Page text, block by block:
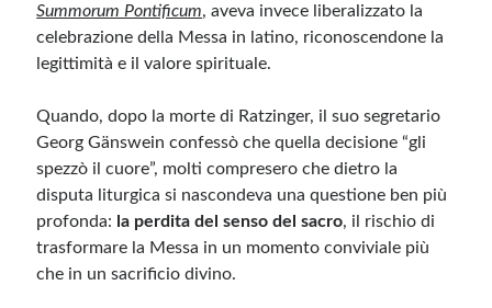
Summorum Pontificum, aveva invece liberalizzato la
celebrazione della Messa in latino, riconoscendone la
legittimità e il valore spirituale.
Quando, dopo la morte di Ratzinger, il suo segretario
Georg Gänswein confessò che quella decisione “gli
spezzò il cuore”, molti compresero che dietro la
disputa liturgica si nascondeva una questione ben più
profonda: la perdita del senso del sacro, il rischio di
trasformare la Messa in un momento conviviale più
che in un sacrificio divino.